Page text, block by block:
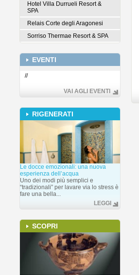
Hotel Villa Durrueli Resort &
SPA
Relais Corte degli Aragonesi
Sorriso Thermae Resort & SPA
EVENTI
//
VAI AGLI EVENTI
RIGENERATI
Le docce emozionali: una nuova
esperienza dell’acqua
Uno dei modi più semplici e
“tradizionali” per lavare via lo stress è
fare una bella...
LEGGI
SCOPRI